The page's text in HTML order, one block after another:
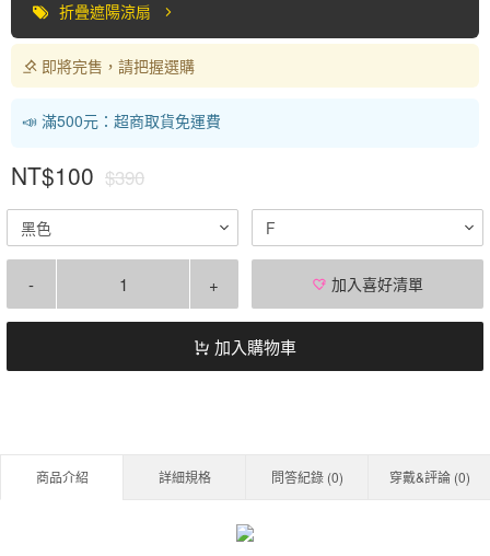
折疊遮陽涼扇
即將完售，請把握選購
📣 滿500元：超商取貨免運費
NT$100 $390
黑色 F
- + 加入喜好清單
加入購物車
商品介紹 詳細規格 問答紀錄 (0) 穿戴&評論 (0)